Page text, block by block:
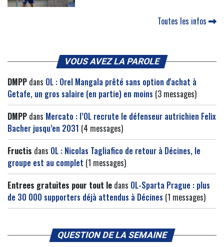
Toutes les infos
VOUS AVEZ LA PAROLE
DMPP dans OL : Orel Mangala prêté sans option d'achat à
Getafe, un gros salaire (en partie) en moins (3 messages)
DMPP dans Mercato : l’OL recrute le défenseur autrichien Felix
Bacher jusqu’en 2031 (4 messages)
Fructis dans OL : Nicolas Tagliafico de retour à Décines, le
groupe est au complet (1 messages)
Entrees gratuites pour tout le dans OL-Sparta Prague : plus
de 30 000 supporters déjà attendus à Décines (1 messages)
QUESTION DE LA SEMAINE